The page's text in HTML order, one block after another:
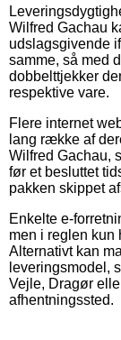
Wilfred Gachau
udslagsgivende
samme, så med
dobbelttjekker
respektive vare.
Flere internet
lang række af
Wilfred Gachau,
før et besluttet
pakken skippet
Enkelte e-
men i reglen kun
Alternativt kan
leveringsmodel,
Vejle, Dragør
afhentningssted.